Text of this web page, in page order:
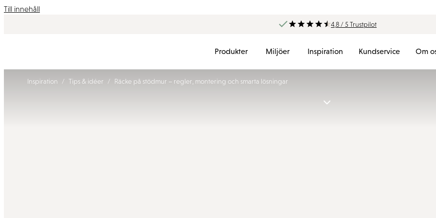
Till innehåll
4,8 / 5 Trustpilot
Produkter Miljöer Inspiration Kundservice Om
Inspiration / Tips & idéer / Räcke på stödmur – regler, montering och smarta lösningar